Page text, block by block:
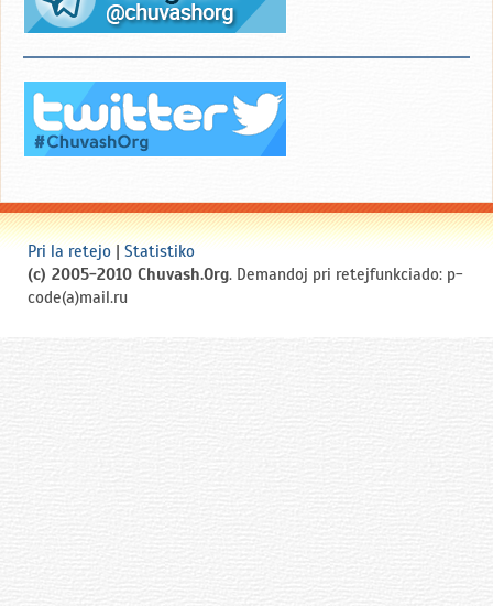
Pri la retejo | Statistiko
(c) 2005-2010 Chuvash.Org. Demandoj pri retejfunkciado: p-
code(a)mail.ru